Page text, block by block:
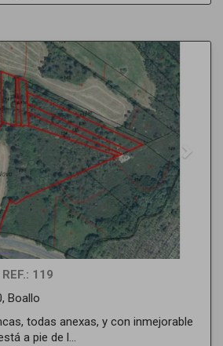
Next
119
Boallo
todas anexas, y con inmejorable
a pie de l...